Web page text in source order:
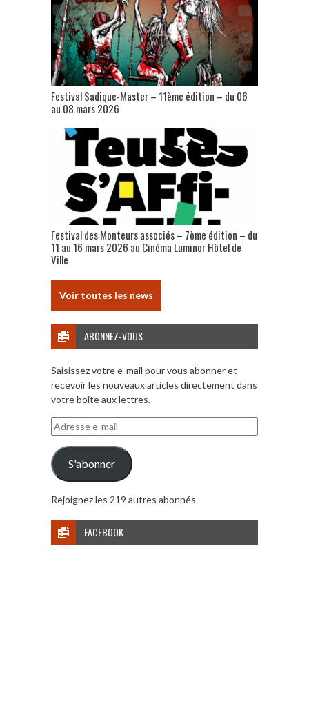
Festival Sadique-Master – 11ème édition – du 06
au 08 mars 2026
Festival des Monteurs associés – 7ème édition – du
11 au 16 mars 2026 au Cinéma Luminor Hôtel de
Ville
Voir toutes les news
ABONNEZ-VOUS
Saisissez votre e-mail pour vous abonner et
recevoir les nouveaux articles directement dans
votre boite aux lettres.
Adresse
e-
mail
S'abonner
Rejoignez les 219 autres abonnés
FACEBOOK